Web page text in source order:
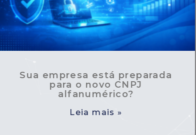
Sua empresa está preparada
para o novo CNPJ
alfanumérico?
Leia mais »